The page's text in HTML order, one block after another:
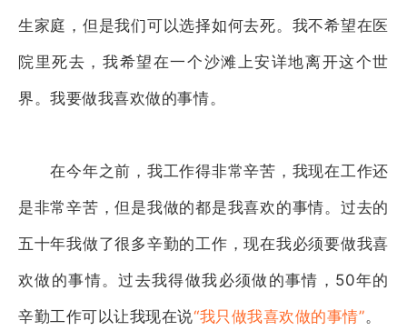
生家庭，但是我们可以选择如何去死。我不希望在医
院里死去，我希望在一个沙滩上安详地离开这个世
界。我要做我喜欢做的事情。
在今年之前，我工作得非常辛苦，我现在工作还
是非常辛苦，但是我做的都是我喜欢的事情。过去的
五十年我做了很多辛勤的工作，现在我必须要做我喜
欢做的事情。过去我得做我必须做的事情，50年的
辛勤工作可以让我现在说“我只做我喜欢做的事情”。